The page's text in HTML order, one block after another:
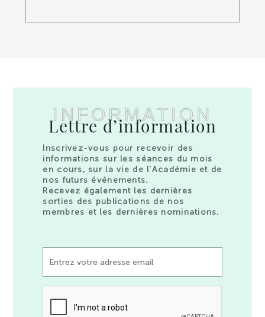
INFORMATION
Lettre d’information
Inscrivez-vous pour recevoir des
informations sur les séances du mois
en cours, sur la vie de l’Académie et de
nos futurs événements.
Recevez également les dernières
sorties des publications de nos
membres et les dernières nominations.